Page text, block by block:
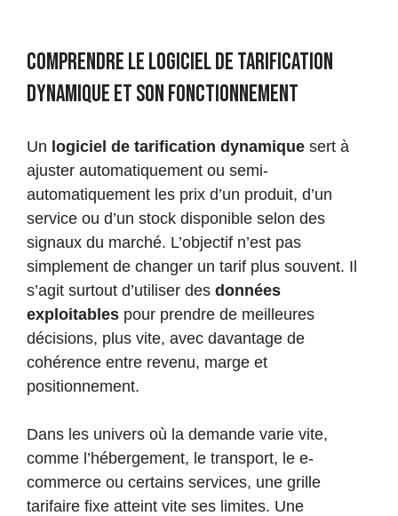
Comprendre le logiciel de tarification
dynamique et son fonctionnement
Un logiciel de tarification dynamique sert à
ajuster automatiquement ou semi-
automatiquement les prix d’un produit, d’un
service ou d’un stock disponible selon des
signaux du marché. L’objectif n’est pas
simplement de changer un tarif plus souvent. Il
s’agit surtout d’utiliser des données
exploitables pour prendre de meilleures
décisions, plus vite, avec davantage de
cohérence entre revenu, marge et
positionnement.
Dans les univers où la demande varie vite,
comme l’hébergement, le transport, le e-
commerce ou certains services, une grille
tarifaire fixe atteint vite ses limites. Une